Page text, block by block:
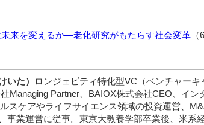
来を変えるか―老化研究がもたらす社会変革（
いた）
ロンジェビティ特化型VC（ベンチャーキ
Managing Partner、BAIOX株式会社CEO、イン
スケアやライフサイエンス領域の投資運営、
事業運営に従事。東京大教養学部卒業後、米系